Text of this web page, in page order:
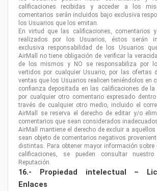
calificaciones recibidas y acceder a los
comentarios serán incluidos bajo exclusiva
los Usuarios que los emitan.
En virtud que las calificaciones, comentarios
realizados por los Usuarios, éstos serán
exclusiva responsabilidad de los Usuarios
AirMall no tiene obligación de verificar la
de los mismos y NO se responsabiliza por
vertidos por cualquier Usuario, por las ofertas
ventas que los Usuarios realicen teniéndolos en
confianza depositada en las calificaciones de la
por cualquier otro comentario expresado
través de cualquier otro medio, incluido el
AirMall se reserva el derecho de editar y/o
comentarios que sean considerados
AirMall mantiene el derecho de excluir a
sean objeto de comentarios negativos
distintas. Para obtener mayor información
calificaciones, se pueden consultar
Reputación.
16.- Propiedad intelectual –
Enlaces